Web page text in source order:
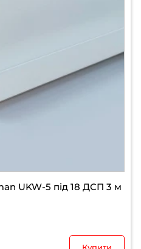
UKW-5 під 18 ДСП 3 м